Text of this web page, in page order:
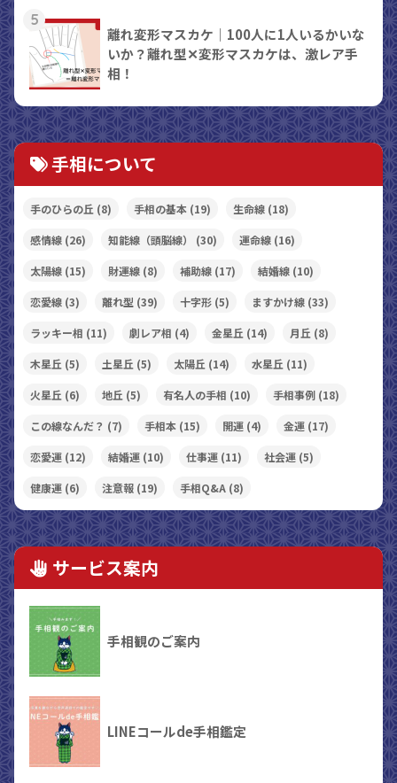
5
離れ変形マスカケ｜100人に1人いるかいな
いか？離れ型✕変形マスカケは、激レア手
相！
手相について
手のひらの丘 (8) 手相の基本 (19) 生命線 (18)
感情線 (26) 知能線（頭脳線） (30) 運命線 (16)
太陽線 (15) 財運線 (8) 補助線 (17) 結婚線 (10)
恋愛線 (3) 離れ型 (39) 十字形 (5) ますかけ線 (33)
ラッキー相 (11) 劇レア相 (4) 金星丘 (14) 月丘 (8)
木星丘 (5) 土星丘 (5) 太陽丘 (14) 水星丘 (11)
火星丘 (6) 地丘 (5) 有名人の手相 (10) 手相事例 (18)
この線なんだ？ (7) 手相本 (15) 開運 (4) 金運 (17)
恋愛運 (12) 結婚運 (10) 仕事運 (11) 社会運 (5)
健康運 (6) 注意報 (19) 手相Q&A (8)
サービス案内
手相観のご案内
LINEコールde手相鑑定